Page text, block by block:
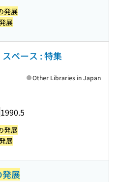
発展
展
ペース : 特集
1990.5
Other Libraries in Japan
発展
展
展